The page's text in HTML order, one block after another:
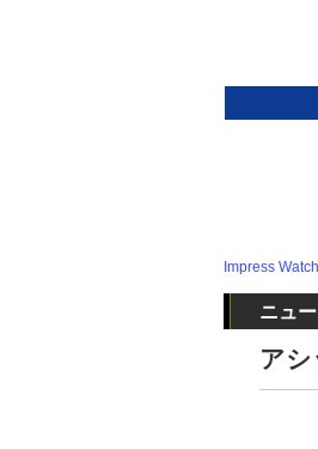
Impress Watch
ニュ
アシ